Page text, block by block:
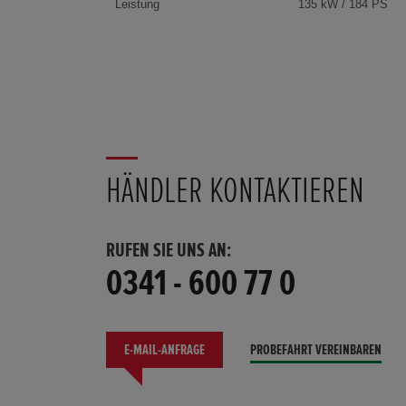
Leistung
135 kW / 184 PS
HÄNDLER KONTAKTIEREN
RUFEN SIE UNS AN:
0341 - 600 77 0
E-MAIL-ANFRAGE PROBEFAHRT VEREINBAREN